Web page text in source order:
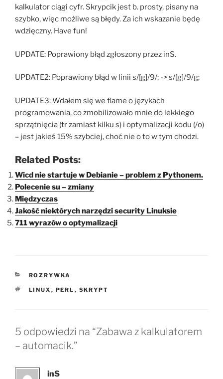
kalkulator ciągi cyfr. Skrypcik jest b. prosty, pisany na
szybko, więc możliwe są błędy. Za ich wskazanie będę
wdzięczny. Have fun!
UPDATE: Poprawiony błąd zgłoszony przez inS.
UPDATE2: Poprawiony błąd w linii s/[g]/9/; -> s/[g]/9/g;
UPDATE3: Wdałem się we flame o językach
programowania, co zmobilizowało mnie do lekkiego
sprzątnięcia (tr zamiast kilku s) i optymalizacji kodu (/o)
– jest jakieś 15% szybciej, choć nie o to w tym chodzi.
Related Posts:
Wicd nie startuje w Debianie – problem z Pythonem.
Polecenie su – zmiany
Międzyczas
Jakość niektórych narzędzi security Linuksie
711 wyrazów o optymalizacji
KATEGORIE
ROZRYWKA
TAGI
LINUX , PERL , SKRYPT
5 odpowiedzi na “Zabawa z kalkulatorem
– automacik.”
inS